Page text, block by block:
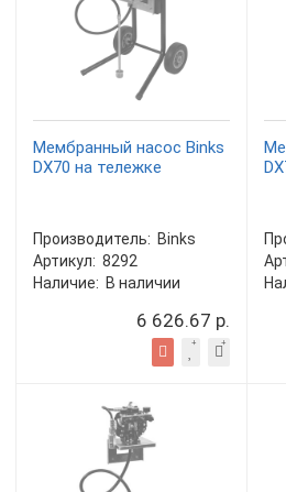
Мембранный насос Binks
DX70 на тележке
Производитель: Binks
Артикул: 8292
Наличие: В наличии
6 626.67 р.